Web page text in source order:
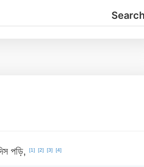
পড়ি, [1] [2] [3] [4]